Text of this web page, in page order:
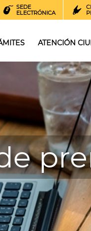
SEDE
ELECTRÓNICA
ATENCIÓN